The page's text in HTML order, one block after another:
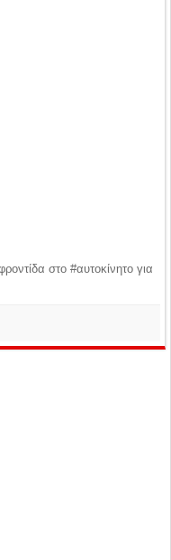
στο #αυτοκίνητο για